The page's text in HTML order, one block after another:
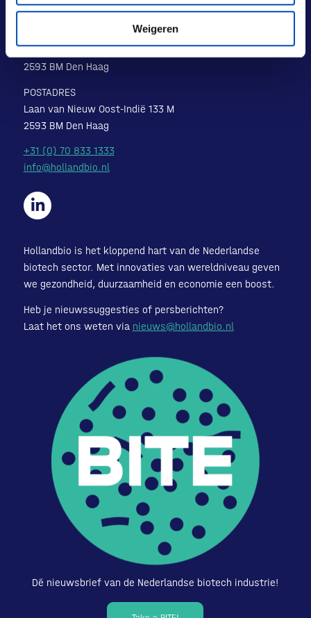
Weigeren
Laan van Nieuw Oost-Indië 131-133
2593 BM Den Haag
POSTADRES
Laan van Nieuw Oost-Indië 133 M
2593 BM Den Haag
+31 (0) 70 833 1333
info@hollandbio.nl
Hollandbio is het kloppend hart van de Nederlandse
biotech sector. Met innovaties van wereldniveau geven
we gezondheid, duurzaamheid en economie een boost.
Heb je nieuwssuggesties of persberichten?
Laat het ons weten via nieuws@hollandbio.nl
Dé nieuwsbrief van de Nederlandse biotech industrie!